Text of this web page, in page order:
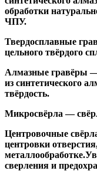
обработки
ЧПУ.
Твердосплавные
цельного твёрдого
Алмазные гравёры —
из синтетического
твёрдость.
Микросвёрла —
Центровочные
центровки
сверления и